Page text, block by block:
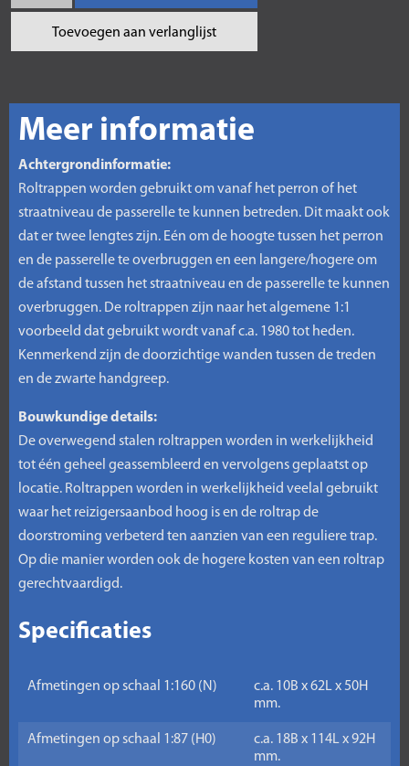
Toevoegen aan verlanglijst
Meer informatie
Achtergrondinformatie:
Roltrappen worden gebruikt om vanaf het perron of het
straatniveau de passerelle te kunnen betreden. Dit maakt ook
dat er twee lengtes zijn. Eén om de hoogte tussen het perron
en de passerelle te overbruggen en een langere/hogere om
de afstand tussen het straatniveau en de passerelle te kunnen
overbruggen. De roltrappen zijn naar het algemene 1:1
voorbeeld dat gebruikt wordt vanaf c.a. 1980 tot heden.
Kenmerkend zijn de doorzichtige wanden tussen de treden
en de zwarte handgreep.
Bouwkundige details:
De overwegend stalen roltrappen worden in werkelijkheid
tot één geheel geassembleerd en vervolgens geplaatst op
locatie. Roltrappen worden in werkelijkheid veelal gebruikt
waar het reizigersaanbod hoog is en de roltrap de
doorstroming verbeterd ten aanzien van een reguliere trap.
Op die manier worden ook de hogere kosten van een roltrap
gerechtvaardigd.
Specificaties
Afmetingen op schaal 1:160 (N)
c.a. 10B x 62L x 50H
mm.
Afmetingen op schaal 1:87 (H0)
c.a. 18B x 114L x 92H
mm.